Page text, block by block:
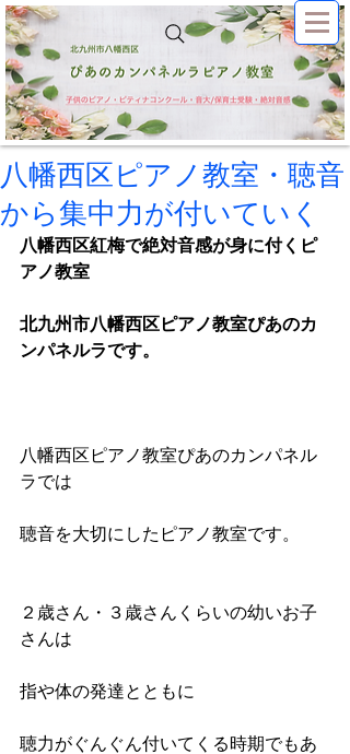
八幡西区ピアノ教室・聴音
から集中力が付いていく
八幡西区紅梅で絶対音感が身に付くピ
アノ教室
北九州市八幡西区ピアノ教室ぴあのカ
ンパネルラです。
八幡西区ピアノ教室ぴあのカンパネル
ラでは
聴音を大切にしたピアノ教室です。
２歳さん・３歳さんくらいの幼いお子
さんは
指や体の発達とともに
聴力がぐんぐん付いてくる時期でもあ